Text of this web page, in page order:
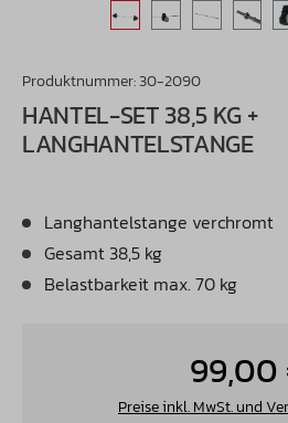
Produktnummer:30-2090
HANTEL-SET 38,5 KG +
LANGHANTELSTANGE
Langhantelstange verchromt
Gesamt 38,5 kg
Belastbarkeit max. 70 kg
99,00
Preise inkl. MwSt. und